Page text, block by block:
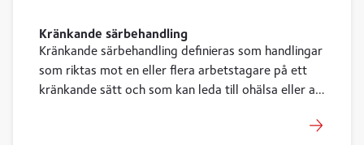
Kränkande särbehandling
Kränkande särbehandling definieras som handlingar
som riktas mot en eller flera arbetstagare på ett
kränkande sätt och som kan leda till ohälsa eller att